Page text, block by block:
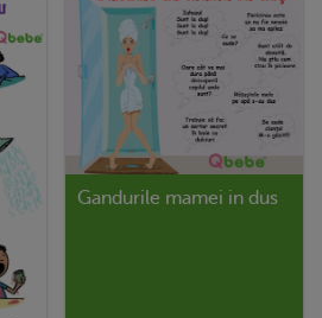
Gandurile mamei in dus